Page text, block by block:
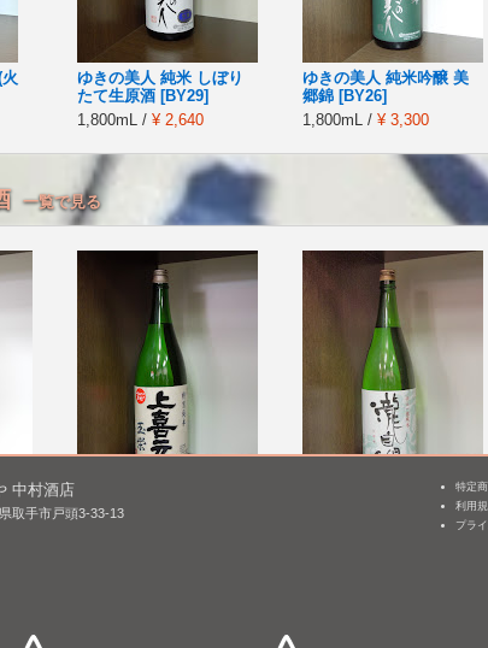
ゆきの美人 純米 しぼり
たて生原酒 [BY29]
1,800mL / ¥ 2,640
ゆきの美人 純米吟醸 美
郷錦 [BY26]
1,800mL / ¥ 3,300
一覧で見る
イ
上喜元 特別純米 玉栄
瀧自慢 辛口純米 滝水流
中村酒店
取手市戸頭3-33-13
特定
利用
プラ